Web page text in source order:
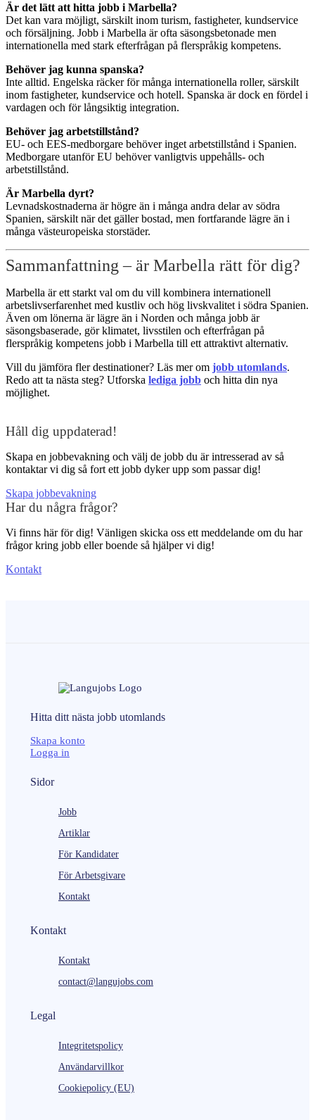
Är det lätt att hitta jobb i Marbella?
Det kan vara möjligt, särskilt inom turism, fastigheter, kundservice
och försäljning. Jobb i Marbella är ofta säsongsbetonade men
internationella med stark efterfrågan på flerspråkig kompetens.
Behöver jag kunna spanska?
Inte alltid. Engelska räcker för många internationella roller, särskilt
inom fastigheter, kundservice och hotell. Spanska är dock en fördel i
vardagen och för långsiktig integration.
Behöver jag arbetstillstånd?
EU- och EES-medborgare behöver inget arbetstillstånd i Spanien.
Medborgare utanför EU behöver vanligtvis uppehålls- och
arbetstillstånd.
Är Marbella dyrt?
Levnadskostnaderna är högre än i många andra delar av södra
Spanien, särskilt när det gäller bostad, men fortfarande lägre än i
många västeuropeiska storstäder.
Sammanfattning – är Marbella rätt för dig?
Marbella är ett starkt val om du vill kombinera internationell
arbetslivserfarenhet med kustliv och hög livskvalitet i södra Spanien.
Även om lönerna är lägre än i Norden och många jobb är
säsongsbaserade, gör klimatet, livsstilen och efterfrågan på
flerspråkig kompetens jobb i Marbella till ett attraktivt alternativ.
Vill du jämföra fler destinationer? Läs mer om jobb utomlands.
Redo att ta nästa steg? Utforska lediga jobb och hitta din nya
möjlighet.
Håll dig uppdaterad!
Skapa en jobbevakning och välj de jobb du är intresserad av så
kontaktar vi dig så fort ett jobb dyker upp som passar dig!
Skapa jobbevakning
Har du några frågor?
Vi finns här för dig! Vänligen skicka oss ett meddelande om du har
frågor kring jobb eller boende så hjälper vi dig!
Kontakt
Hitta ditt nästa jobb utomlands
Skapa konto
Logga in
Sidor
Jobb
Artiklar
För Kandidater
För Arbetsgivare
Kontakt
Kontakt
Kontakt
contact@langujobs.com
Legal
Integritetspolicy
Användarvillkor
Cookiepolicy (EU)